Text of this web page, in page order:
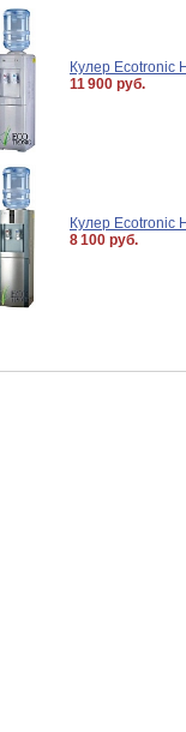
Кулер Ecotronic
11 900 руб.
Кулер Ecotronic
8 100 руб.